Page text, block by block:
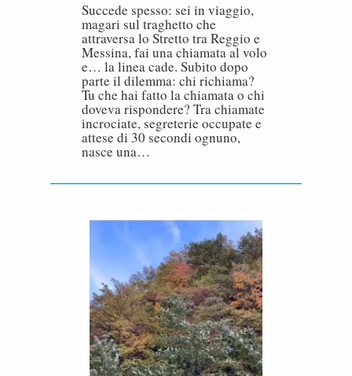
Succede spesso: sei in viaggio,
magari sul traghetto che
attraversa lo Stretto tra Reggio e
Messina, fai una chiamata al volo
e… la linea cade. Subito dopo
parte il dilemma: chi richiama?
Tu che hai fatto la chiamata o chi
doveva rispondere? Tra chiamate
incrociate, segreterie occupate e
attese di 30 secondi ognuno,
nasce una…